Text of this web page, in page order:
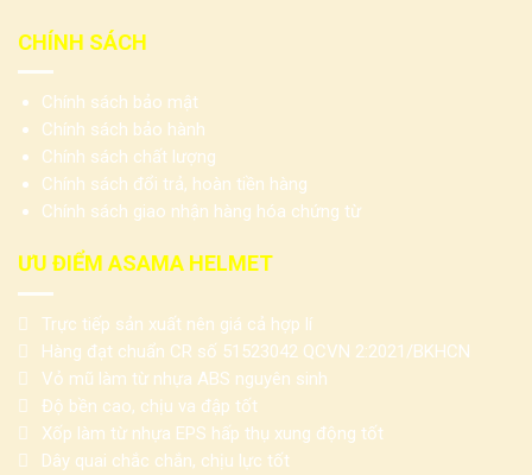
CHÍNH SÁCH
Chính sách bảo mật
Chính sách bảo hành
Chính sách chất lượng
Chính sách đổi trả, hoàn tiền hàng
Chính sách giao nhận hàng hóa chứng từ
ƯU ĐIỂM ASAMA HELMET
Trực tiếp sản xuất nên giá cả hợp lí
Hàng đạt chuẩn CR số 51523042 QCVN 2:2021/BKHCN
Vỏ mũ làm từ nhựa ABS nguyên sinh
Độ bền cao, chịu va đập tốt
Xốp làm từ nhựa EPS hấp thụ xung động tốt
Dây quai chắc chắn, chịu lực tốt